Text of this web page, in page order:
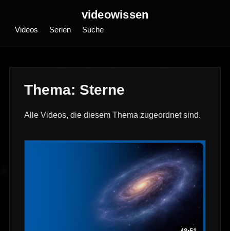
videowissen
Videos Serien Suche
Thema: Sterne
Alle Videos, die diesem Thema zugeordnet sind.